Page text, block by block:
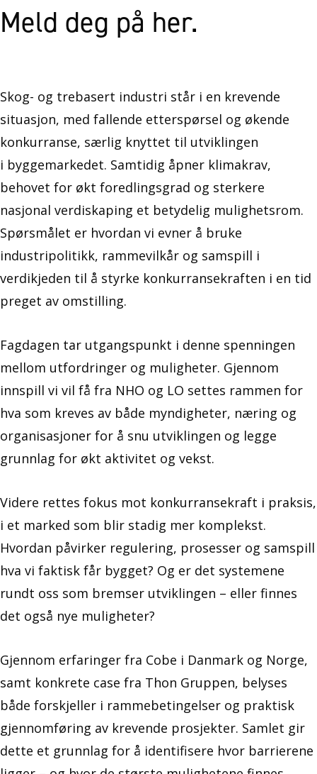
Meld deg på her.
Skog- og trebasert industri står i en krevende
situasjon, med fallende etterspørsel og økende
konkurranse, særlig knyttet til utviklingen
i byggemarkedet. Samtidig åpner klimakrav,
behovet for økt foredlingsgrad og sterkere
nasjonal verdiskaping et betydelig mulighetsrom.
Spørsmålet er hvordan vi evner å bruke
industripolitikk, rammevilkår og samspill i
verdikjeden til å styrke konkurransekraften i en tid
preget av omstilling.
Fagdagen tar utgangspunkt i denne spenningen
mellom utfordringer og muligheter. Gjennom
innspill vi vil få fra NHO og LO settes rammen for
hva som kreves av både myndigheter, næring og
organisasjoner for å snu utviklingen og legge
grunnlag for økt aktivitet og vekst.
Videre rettes fokus mot konkurransekraft i praksis,
i et marked som blir stadig mer komplekst.
Hvordan påvirker regulering, prosesser og samspill
hva vi faktisk får bygget? Og er det systemene
rundt oss som bremser utviklingen – eller finnes
det også nye muligheter?
Gjennom erfaringer fra Cobe i Danmark og Norge,
samt konkrete case fra Thon Gruppen, belyses
både forskjeller i rammebetingelser og praktisk
gjennomføring av krevende prosjekter. Samlet gir
dette et grunnlag for å identifisere hvor barrierene